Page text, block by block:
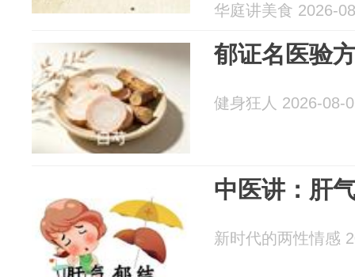
华庭讲美食 2026-
郁证名医验
健身狂人 2026-08-
中医讲：肝
新时代的两性情感